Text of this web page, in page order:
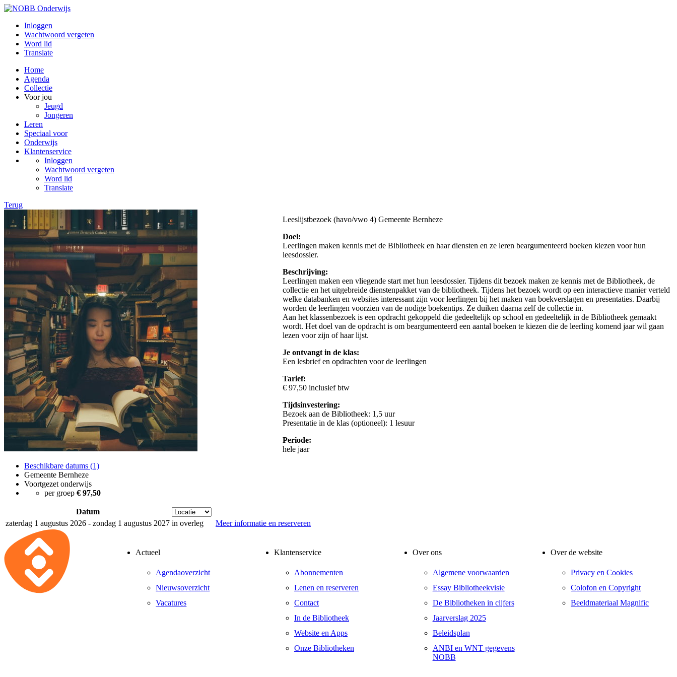
Inloggen
Wachtwoord vergeten
Word lid
Translate
Home
Agenda
Collectie
Voor jou
Jeugd
Jongeren
Leren
Speciaal voor
Onderwijs
Klantenservice
Inloggen
Wachtwoord vergeten
Word lid
Translate
Terug
Beschikbare datums (1)
Gemeente Bernheze
Voortgezet onderwijs
per groep € 97,50
Leeslijstbezoek (havo/vwo 4) Gemeente Bernheze
Doel:
Leerlingen maken kennis met de Bibliotheek en haar diensten en ze leren beargumenteerd boeken kiezen voor hun
leesdossier.
Beschrijving:
Leerlingen maken een vliegende start met hun leesdossier. Tijdens dit bezoek maken ze kennis met de Bibliotheek, de
collectie en het uitgebreide dienstenpakket van de bibliotheek. Tijdens het bezoek wordt op een interactieve manier verteld
welke databanken en websites interessant zijn voor leerlingen bij het maken van boekverslagen en presentaties. Daarbij
worden de leerlingen voorzien van de nodige boekentips. Ze duiken daarna zelf de collectie in.
Aan het klassenbezoek is een opdracht gekoppeld die gedeeltelijk op school en gedeeltelijk in de Bibliotheek gemaakt
wordt. Het doel van de opdracht is om beargumenteerd een aantal boeken te kiezen die de leerling komend jaar wil gaan
lezen voor zijn of haar lijst.
Je ontvangt in de klas:
Een lesbrief en opdrachten voor de leerlingen
Tarief:
€ 97,50 inclusief btw
Tijdsinvestering:
Bezoek aan de Bibliotheek: 1,5 uur
Presentatie in de klas (optioneel): 1 lesuur
Periode:
hele jaar
Datum
zaterdag 1 augustus 2026 - zondag 1 augustus 2027 in overleg Meer informatie en reserveren
Actueel
Agendaoverzicht
Nieuwsoverzicht
Vacatures
Klantenservice
Abonnementen
Lenen en reserveren
Contact
In de Bibliotheek
Website en Apps
Onze Bibliotheken
Over ons
Algemene voorwaarden
Essay Bibliotheekvisie
De Bibliotheken in cijfers
Jaarverslag 2025
Beleidsplan
ANBI en WNT gegevens
NOBB
Over de website
Privacy en Cookies
Colofon en Copyright
Beeldmateriaal Magnific